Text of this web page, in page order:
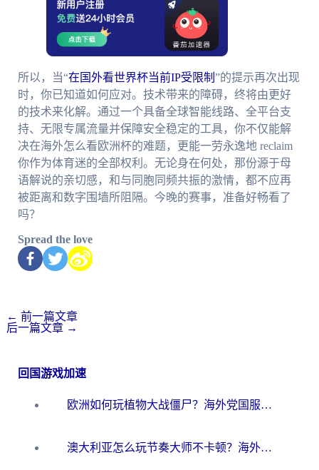
所以，当“在国外看世界杯当前IP受限制 ”的提示再次出现
时，你已知道如何应对。技术带来的障碍，终将由更好
的技术来化解。通过一个具备全球智能线路、全平台支
持、无限专属流量并保障安全稳定的工具，你不仅能解
决在海外怎么看欧洲杯的难题，更能一劳永逸地 reclaim
你作为体育迷的全部权利。无论身在何处，那份源于母
语解说的亲切感，和与同胞同频共振的激情，都不应再
被距离和数字围墙所阻隔。今晚的赛事，准备好畅看了
吗？
Spread the love
← 前一篇文章
后一篇文章 →
回国游戏加速
欧洲如何玩植物大战僵尸？海外党国服游戏加速避坑指南（附实测对比）
澳大利亚怎么玩节奏大师不卡顿？海外党国服游戏加速终极指南